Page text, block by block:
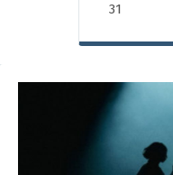
31